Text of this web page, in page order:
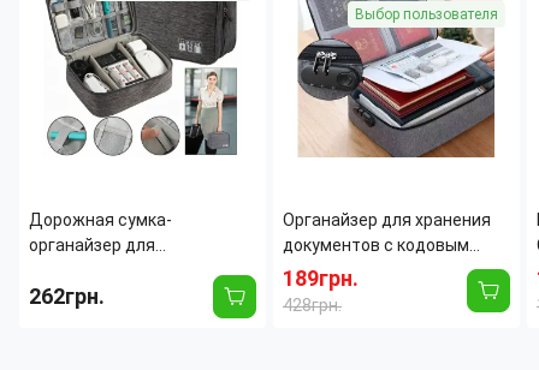
Дорожная сумка-
органайзер для
принадлежностей и
аксессуаров, Travel Digital
262грн.
Выбор пользователя
Органайзер для хранения
документов с кодовым
замком
189грн.
428грн.